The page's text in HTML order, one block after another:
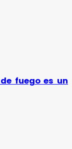
fuego es un